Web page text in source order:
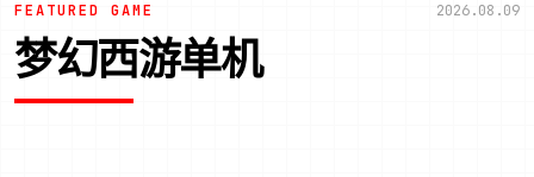
FEATURED GAME 2026.08.09
梦幻西游单机